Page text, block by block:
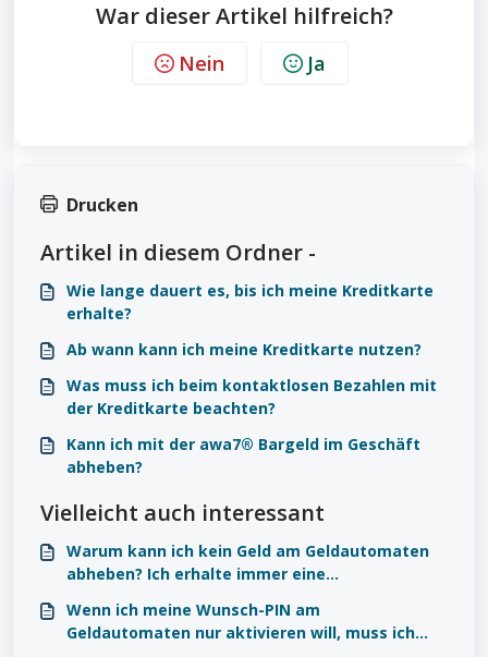
War dieser Artikel hilfreich?
Nein Ja
Drucken
Artikel in diesem Ordner -
Wie lange dauert es, bis ich meine Kreditkarte
erhalte?
Ab wann kann ich meine Kreditkarte nutzen?
Was muss ich beim kontaktlosen Bezahlen mit
der Kreditkarte beachten?
Kann ich mit der awa7® Bargeld im Geschäft
abheben?
Vielleicht auch interessant
Warum kann ich kein Geld am Geldautomaten
abheben? Ich erhalte immer eine
Wenn ich meine Wunsch-PIN am
Geldautomaten nur aktivieren will, muss ich